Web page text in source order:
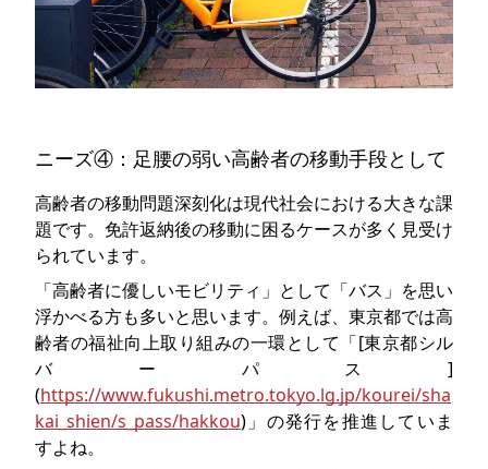
ニーズ④：足腰の弱い高齢者の移動手段として
高齢者の移動問題深刻化は現代社会における大きな課
題です。免許返納後の移動に困るケースが多く見受け
られています。
「高齢者に優しいモビリティ」として「バス」を思い
浮かべる方も多いと思います。例えば、東京都では高
齢者の福祉向上取り組みの一環として「[東京都シル
バーパス]
(https://www.fukushi.metro.tokyo.lg.jp/kourei/sha
kai_shien/s_pass/hakkou)」の発行を推進していま
すよね。